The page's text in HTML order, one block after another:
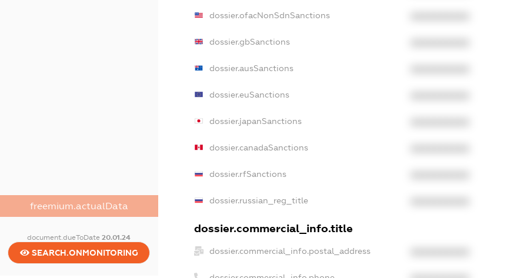
freemium.actualData
document.dueToDate20.01.24
SEARCH.ONMONITORING
dossier.ofacNonSdnSanctions
dossier.gbSanctions
dossier.ausSanctions
dossier.euSanctions
dossier.japanSanctions
dossier.canadaSanctions
dossier.rfSanctions
dossier.russian_reg_title
dossier.commercial_info.title
dossier.commercial_info.postal_address